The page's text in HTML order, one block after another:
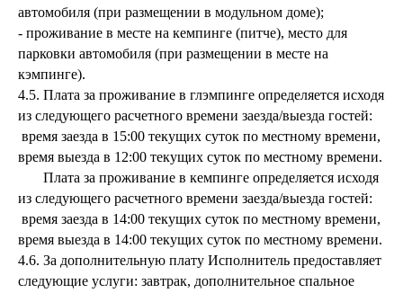
автомобиля (при размещении в модульном доме);
- проживание в месте на кемпинге (питче), место для
парковки автомобиля (при размещении в месте на
кэмпинге).
4.5. Плата за проживание в глэмпинге определяется исходя
из следующего расчетного времени заезда/выезда гостей:
время заезда в 15:00 текущих суток по местному времени,
время выезда в 12:00 текущих суток по местному времени.
Плата за проживание в кемпинге определяется исходя
из следующего расчетного времени заезда/выезда гостей:
время заезда в 14:00 текущих суток по местному времени,
время выезда в 14:00 текущих суток по местному времени.
4.6. За дополнительную плату Исполнитель предоставляет
следующие услуги: завтрак, дополнительное спальное